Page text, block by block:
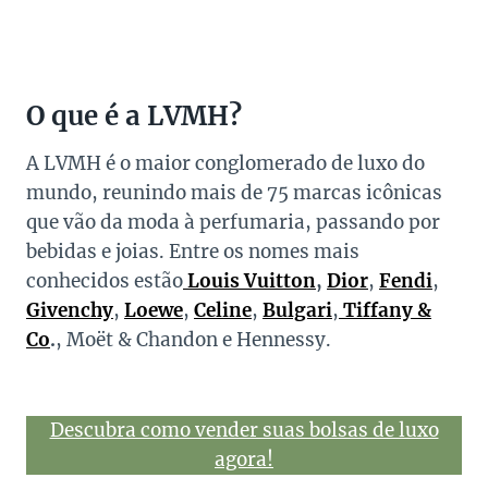
O que é a LVMH?
A LVMH é o maior conglomerado de luxo do
mundo, reunindo mais de 75 marcas icônicas
que vão da moda à perfumaria, passando por
bebidas e joias. Entre os nomes mais
conhecidos estãoLouis Vuitton, Dior, Fendi,
Givenchy, Loewe, Celine, Bulgari, Tiffany &
Co., Moët & Chandon e Hennessy.
Descubra como vender suas bolsas de luxo
agora!